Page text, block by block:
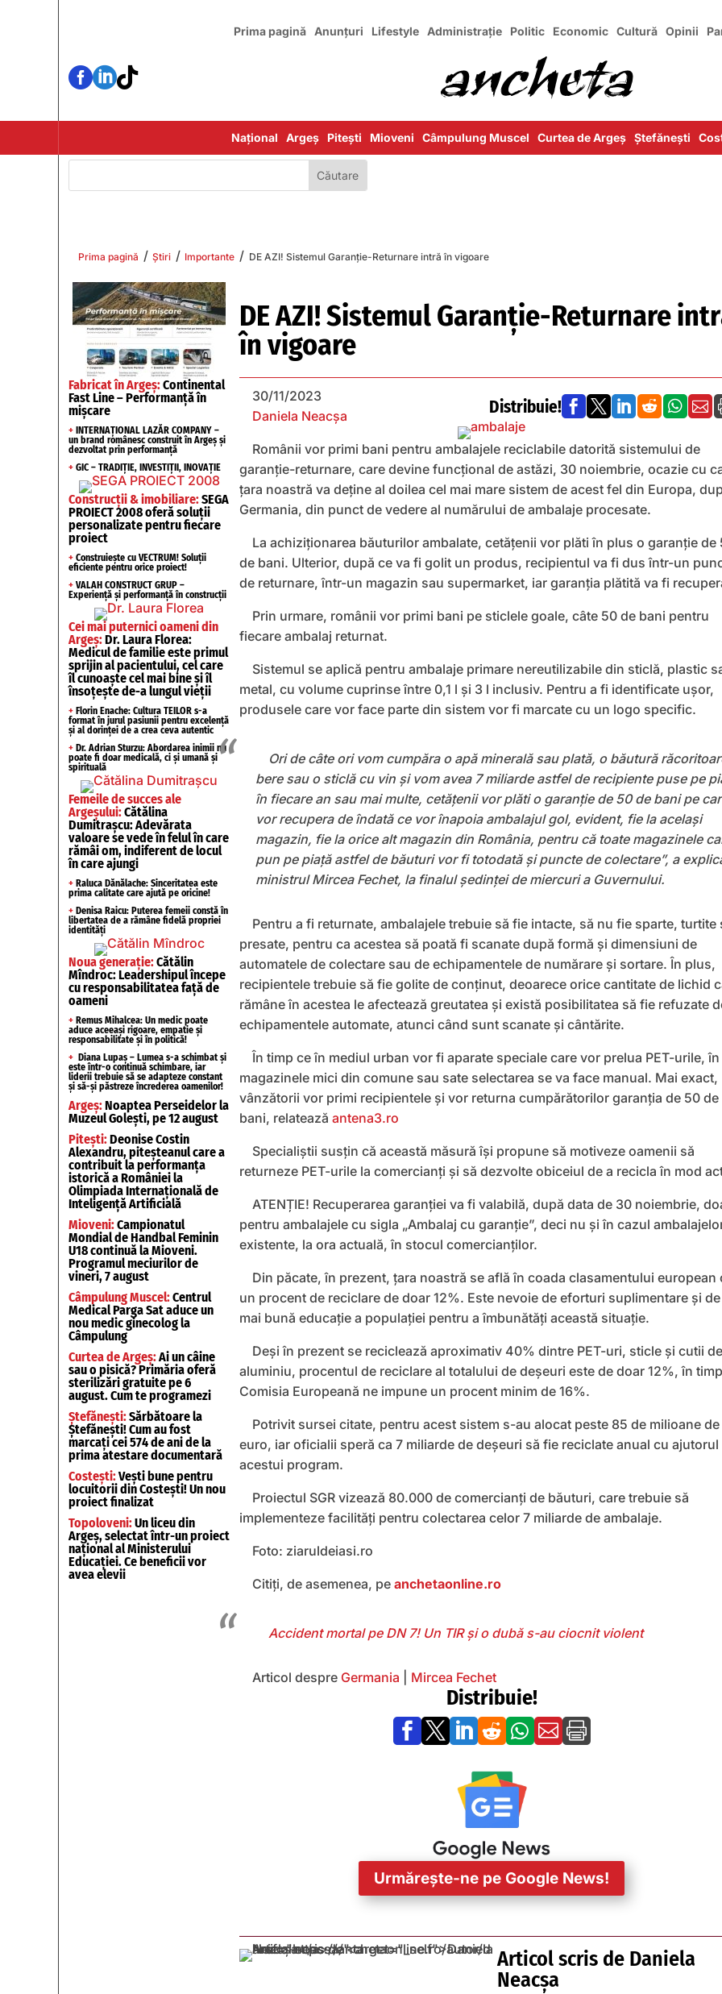
Prima pagină Anunțuri Lifestyle Administrație Politic Economic Cultură Opinii

Național Argeș Pitești Mioveni Câmpulung Muscel Curtea de Argeș Ștefănești
Prima pagină / Știri / Importante / DE AZI! Sistemul Garanţie-Returnare intră în vigoare
Fabricat în Argeș:Continental
Fast Line – Performanță în
mișcare
+ INTERNAȚIONAL LAZĂR COMPANY –
un brand românesc construit în Argeș și
dezvoltat prin performanță
+ GIC – TRADIȚIE, INVESTIȚII, INOVAȚIE
Construcții & imobiliare:SEGA
PROIECT 2008 oferă soluții
personalizate pentru fiecare
proiect
+ Construiește cu VECTRUM! Soluții
eficiente pentru orice proiect!
+ VALAH CONSTRUCT GRUP –
Experiență și performanță în construcții
Cei mai puternici oameni din
Argeș:Dr. Laura Florea:
Medicul de familie este primul
sprijin al pacientului, cel care
îl cunoaște cel mai bine și îl
însoțește de-a lungul vieții
+ Florin Enache: Cultura TEILOR s-a
format în jurul pasiunii pentru excelență
și al dorinței de a crea ceva autentic
+ Dr. Adrian Sturzu: Abordarea inimii nu
poate fi doar medicală, ci și umană și
spirituală
Femeile de succes ale
Argeșului:Cătălina
Dumitrașcu: Adevărata
valoare se vede în felul în care
rămâi om, indiferent de locul
în care ajungi
+ Raluca Dănălache: Sinceritatea este
prima calitate care ajută pe oricine!
+ Denisa Raicu: Puterea femeii constă în
libertatea de a rămâne fidelă propriei
identități
Noua generație:Cătălin
Mîndroc: Leadershipul începe
cu responsabilitatea față de
oameni
+ Remus Mihalcea: Un medic poate
aduce aceeași rigoare, empatie și
responsabilitate și în politică!
+ Diana Lupaș – Lumea s-a schimbat și
este într-o continuă schimbare, iar
liderii trebuie să se adapteze constant
și să-și păstreze încrederea oamenilor!
Argeș:Noaptea Perseidelor la
Muzeul Golești, pe 12 august
Pitești:Deonise Costin
Alexandru, piteșteanul care a
contribuit la performanța
istorică a României la
Olimpiada Internațională de
Inteligență Artificială
Mioveni:Campionatul
Mondial de Handbal Feminin
U18 continuă la Mioveni.
Programul meciurilor de
vineri, 7 august
Câmpulung Muscel:Centrul
Medical Parga Sat aduce un
nou medic ginecolog la
Câmpulung
Curtea de Argeș:Ai un câine
sau o pisică? Primăria oferă
sterilizări gratuite pe 6
august. Cum te programezi
Ștefănești:Sărbătoare la
Ștefănești! Cum au fost
marcați cei 574 de ani de la
prima atestare documentară
Costești:Vești bune pentru
locuitorii din Costești! Un nou
proiect finalizat
Topoloveni:Un liceu din
Argeș, selectat într-un proiect
național al Ministerului
Educației. Ce beneficii vor
avea elevii
DE AZI! Sistemul Garanţie-Returnare
în vigoare
30/11/2023
Daniela Neacșa
Distribuie!      
Românii vor primi bani pentru ambalajele reciclabile datorită sistemului de
garanție-returnare, care devine funcțional de astăzi, 30 noiembrie, ocazie cu
ţara noastră va deţine al doilea cel mai mare sistem de acest fel din Europa,
Germania, din punct de vedere al numărului de ambalaje procesate.
La achiziționarea băuturilor ambalate, cetățenii vor plăti în plus o garanție de
de bani. Ulterior, după ce va fi golit un produs, recipientul va fi dus într-un
de returnare, într-un magazin sau supermarket, iar garanția plătită va fi
Prin urmare, românii vor primi bani pe sticlele goale, câte 50 de bani pentru
fiecare ambalaj returnat.
Sistemul se aplică pentru ambalaje primare nereutilizabile din sticlă, plastic
metal, cu volume cuprinse între 0,1 l şi 3 l inclusiv. Pentru a fi identificate uşor,
produsele care vor face parte din sistem vor fi marcate cu un logo specific.
Ori de câte ori vom cumpăra o apă minerală sau plată, o băutură
bere sau o sticlă cu vin şi vom avea 7 miliarde astfel de recipiente puse pe
în fiecare an sau mai multe, cetăţenii vor plăti o garanţie de 50 de bani pe
vor recupera de îndată ce vor înapoia ambalajul gol, evident, fie la acelaşi
magazin, fie la orice alt magazin din România, pentru că toate magazinele
pun pe piaţă astfel de băuturi vor fi totodată şi puncte de colectare”, a
ministrul Mircea Fechet, la finalul şedinţei de miercuri a Guvernului.
Pentru a fi returnate, ambalajele trebuie să fie intacte, să nu fie sparte, turtite
presate, pentru ca acestea să poată fi scanate după formă şi dimensiuni de
automatele de colectare sau de echipamentele de numărare şi sortare. În plus,
recipientele trebuie să fie golite de conţinut, deoarece orice cantitate de lichid
rămâne în acestea le afectează greutatea şi există posibilitatea să fie refuzate
echipamentele automate, atunci când sunt scanate şi cântărite.
În timp ce în mediul urban vor fi aparate speciale care vor prelua PET-urile, în
magazinele mici din comune sau sate selectarea se va face manual. Mai exact,
vânzătorii vor primi recipientele şi vor returna cumpărătorilor garanţia de 50 de
bani, relatează antena3.ro
Specialiștii susțin că această măsură își propune să motiveze oamenii să
returneze PET-urile la comercianți și să dezvolte obiceiul de a recicla în mod
ATENȚIE! Recuperarea garanţiei va fi valabilă, după data de 30 noiembrie,
pentru ambalajele cu sigla „Ambalaj cu garanţie”, deci nu şi în cazul
existente, la ora actuală, în stocul comercianţilor.
Din păcate, în prezent, țara noastră se află în coada clasamentului european
un procent de reciclare de doar 12%. Este nevoie de eforturi suplimentare și
mai bună educație a populației pentru a îmbunătăți această situație.
Deși în prezent se reciclează aproximativ 40% dintre PET-uri, sticle și cutii de
aluminiu, procentul de reciclare al totalului de deșeuri este de doar 12%, în
Comisia Europeană ne impune un procent minim de 16%.
Potrivit sursei citate, pentru acest sistem s-au alocat peste 85 de milioane de
euro, iar oficialii speră ca 7 miliarde de deşeuri să fie reciclate anual cu ajutorul
acestui program.
Proiectul SGR vizează 80.000 de comercianţi de băuturi, care trebuie să
implementeze facilităţi pentru colectarea celor 7 miliarde de ambalaje.
Foto: ziaruldeiasi.ro
Citiți, de asemenea, pe anchetaonline.ro
Accident mortal pe DN 7! Un TIR și o dubă s-au ciocnit violent
Articol despre Germania Mircea Fechet
Distribuie!
      
Urmărește-ne pe Google News!
Articol scris de Daniela
Neacșa